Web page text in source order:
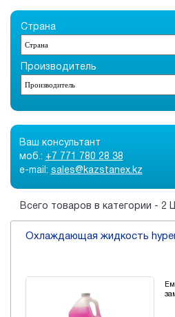
Страна
Производитель
Ваш консультант
моб.: +7 771 780 28 38
e-mail: sales@kazstanex.kz
Всего товаров в категории - 2
Охлаждающая жидкость